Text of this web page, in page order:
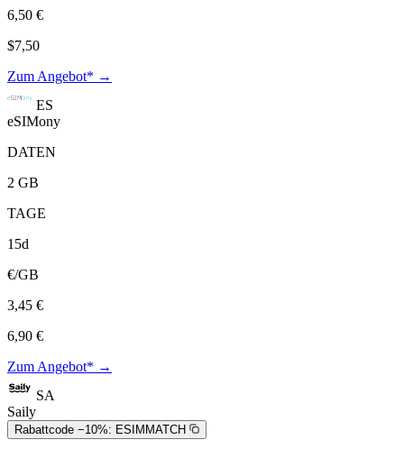
6,50 €
$7,50
Zum Angebot* →
ES
eSIMony
DATEN
2 GB
TAGE
15d
€/GB
3,45 €
6,90 €
Zum Angebot* →
SA
Saily
Rabattcode −10%: ESIMMATCH